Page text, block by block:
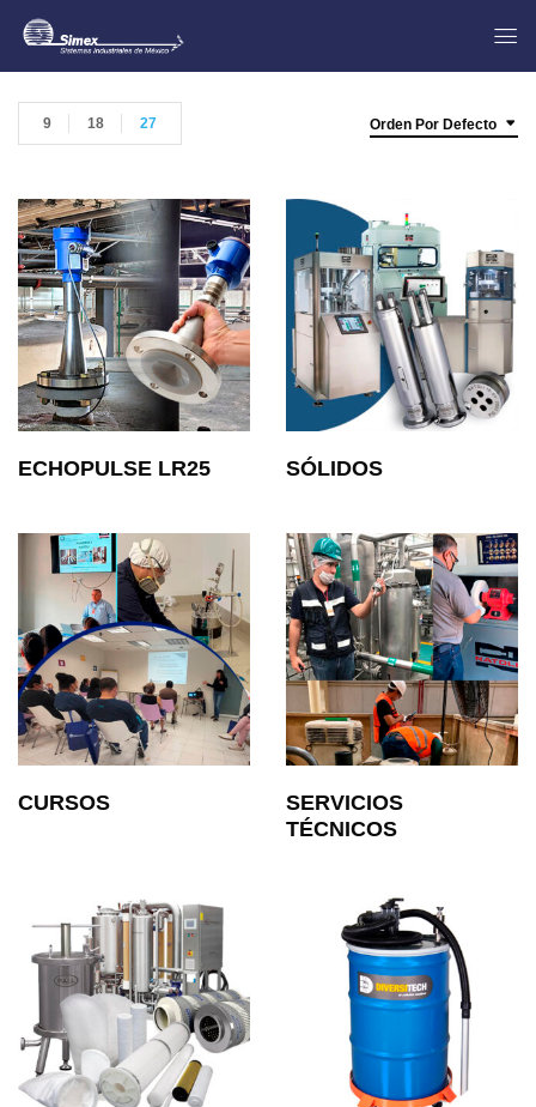
Orden Por Defecto
9 18 27
ECHOPULSE LR25 SÓLIDOS
CURSOS
SERVICIOS
TÉCNICOS